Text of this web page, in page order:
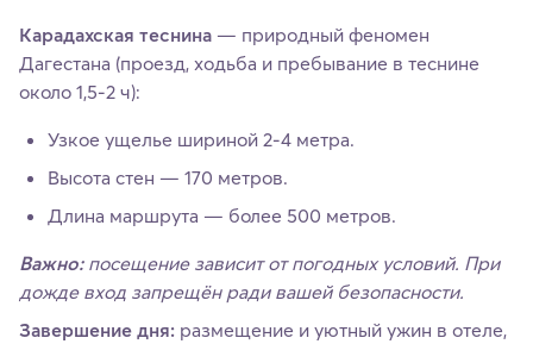
Карадахская теснина — природный феномен
Дагестана (проезд, ходьба и пребывание в теснине
около 1,5-2 ч):
Узкое ущелье шириной 2-4 метра.
Высота стен — 170 метров.
Длина маршрута — более 500 метров.
Важно:посещение зависит от погодных условий. При
дожде вход запрещён ради вашей безопасности.
Завершение дня: размещение и уютный ужин в отеле,